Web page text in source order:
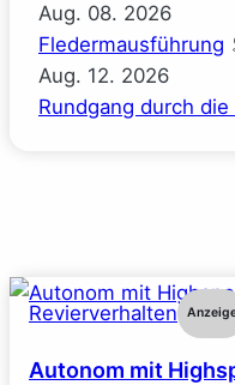
Aug. 08. 2026
Fledermausführung
Aug. 12. 2026
Rundgang durch
Revierverhalten
Autonom mit